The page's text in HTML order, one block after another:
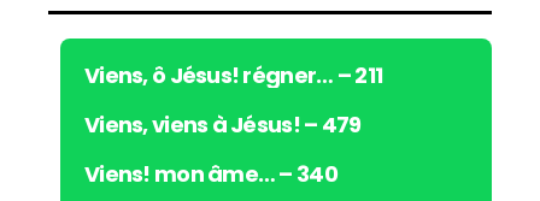
u
d
iViens, ô Jésus! régner… – 211
Viens, viens à Jésus! – 479
Viens! mon âme… – 340